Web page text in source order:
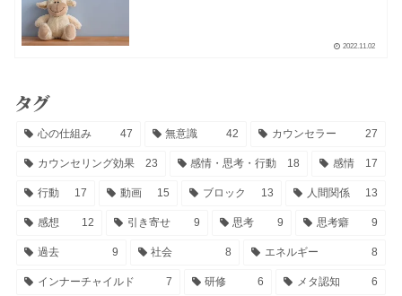
2022.11.02
タグ
心の仕組み 47 無意識 42 カウンセラー 27
カウンセリング効果 23 感情・思考・行動 18 感情 17
行動 17 動画 15 ブロック 13 人間関係 13
感想 12 引き寄せ 9 思考 9 思考癖 9
過去 9 社会 8 エネルギー 8
インナーチャイルド 7 研修 6 メタ認知 6